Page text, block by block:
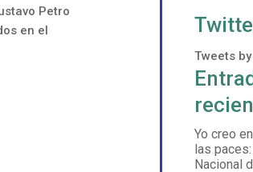
Petro
en el
Tweets
Yo creo
las
Nacional